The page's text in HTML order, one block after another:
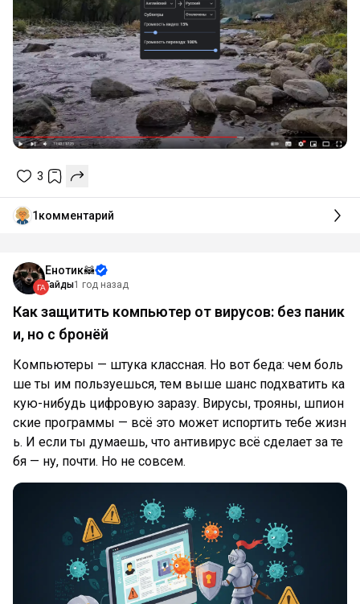
3
1 комментарий
Енотик🦝
Гайды1 год назад
Как защитить компьютер от вирусов: без паник
и, но с бронёй
Компьютеры — штука классная. Но вот беда: чем боль
ше ты им пользуешься, тем выше шанс подхватить ка
кую-нибудь цифровую заразу. Вирусы, трояны, шпион
ские программы — всё это может испортить тебе жизн
ь. И если ты думаешь, что антивирус всё сделает за те
бя — ну, почти. Но не совсем.